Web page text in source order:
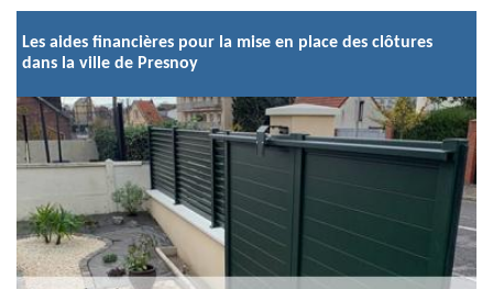
Les aides financières pour la mise en place des clôtures
dans la ville de Presnoy